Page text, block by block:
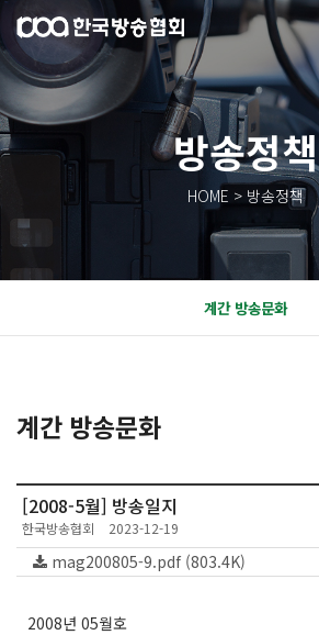
방송정책
HOME > 방송정책
계간 방송문화
계간 방송문화
[2008-5월] 방송일지
한국방송협회 2023-12-19
mag200805-9.pdf (803.4K)
2008년 05월호